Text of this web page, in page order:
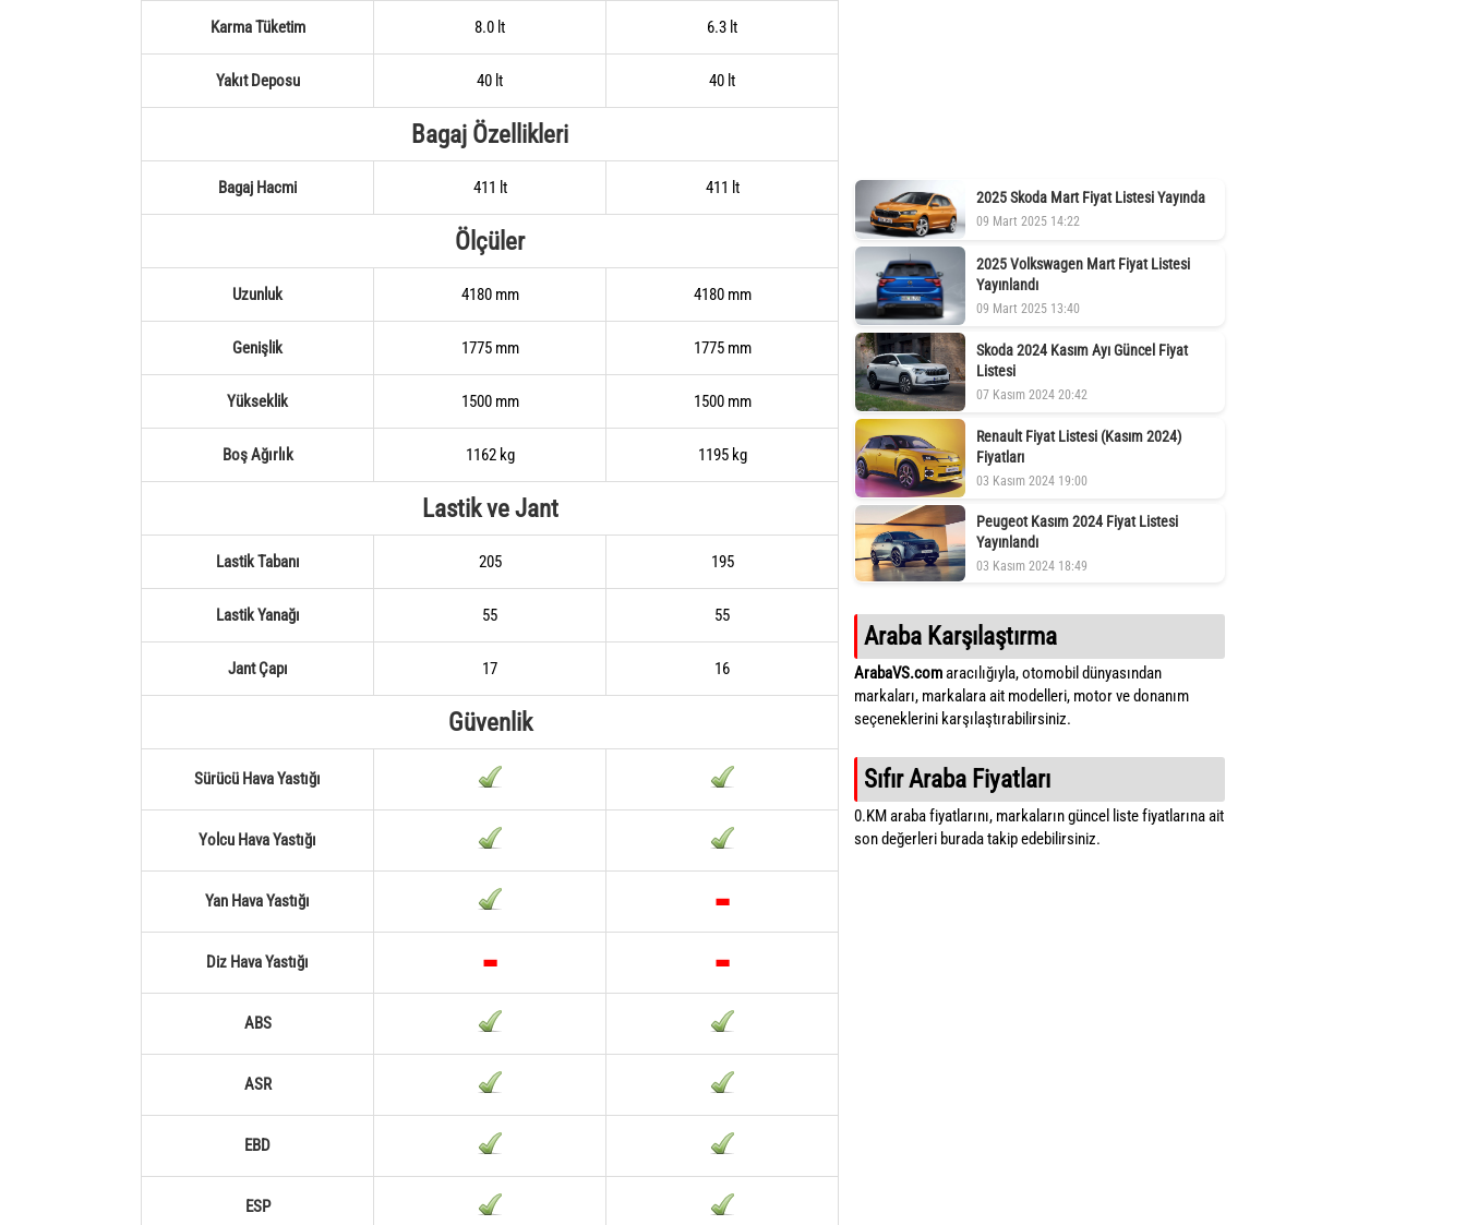
Karma Tüketim 8.0 lt 6.3 lt
Yakıt Deposu 40 lt 40 lt
Bagaj Özellikleri
Bagaj Hacmi 411 lt 411 lt
Ölçüler
Uzunluk 4180 mm 4180 mm
Genişlik 1775 mm 1775 mm
Yükseklik 1500 mm 1500 mm
Boş Ağırlık 1162 kg 1195 kg
Lastik ve Jant
Lastik Tabanı 205 195
Lastik Yanağı 55 55
Jant Çapı 17 16
Güvenlik
Sürücü Hava Yastığı
Yolcu Hava Yastığı
Yan Hava Yastığı
Diz Hava Yastığı
ABS
ASR
EBD
ESP
2025 Skoda Mart Fiyat Listesi Yayında
09 Mart 2025 14:22
2025 Volkswagen Mart Fiyat Listesi
Yayınlandı
09 Mart 2025 13:40
Skoda 2024 Kasım Ayı Güncel Fiyat
Listesi
07 Kasım 2024 20:42
Renault Fiyat Listesi (Kasım 2024)
Fiyatları
03 Kasım 2024 19:00
Peugeot Kasım 2024 Fiyat Listesi
Yayınlandı
03 Kasım 2024 18:49
Araba Karşılaştırma
ArabaVS.comaracılığıyla, otomobil dünyasından
markaları, markalara ait modelleri, motor ve donanım
seçeneklerini karşılaştırabilirsiniz.
Sıfır Araba Fiyatları
0.KM araba fiyatlarını, markaların güncel liste fiyatlarına ait
son değerleri burada takip edebilirsiniz.